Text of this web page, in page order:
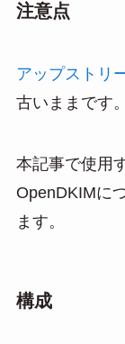
注意点
アップストリ
古いままです
本記事で使用
OpenDKIMに
ます。
構成